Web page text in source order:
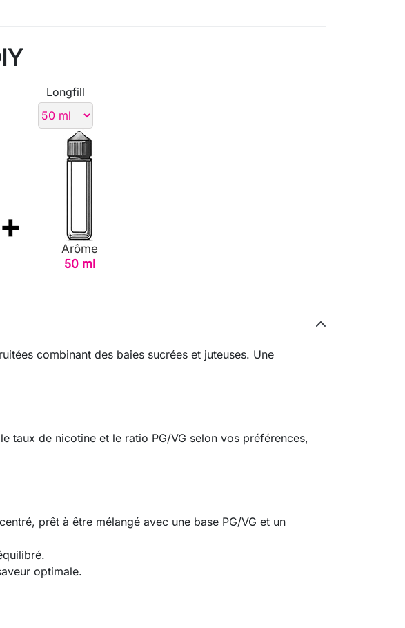
Longfill
Arôme
50 ml
combinant des baies sucrées et juteuses. Une
taux de nicotine et le ratio PG/VG selon vos préférences,
prêt à être mélangé avec une base PG/VG et un
optimale.